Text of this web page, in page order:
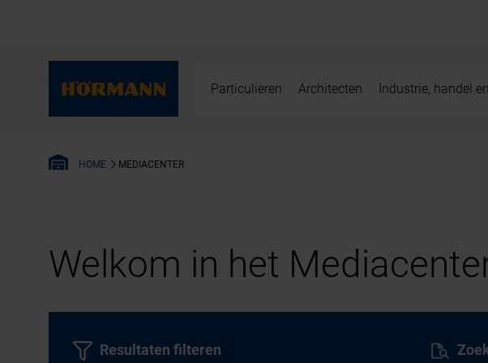
Particulieren Architecten Industrie, handel
HOME MEDIACENTER
Welkom in het
Resultaten filteren